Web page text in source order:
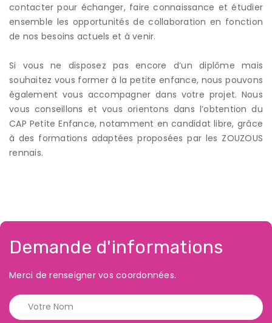
contacter pour échanger, faire connaissance et étudier
ensemble les opportunités de collaboration en fonction
de nos besoins actuels et à venir.
Si vous ne disposez pas encore d’un diplôme mais
souhaitez vous former à la petite enfance, nous pouvons
également vous accompagner dans votre projet. Nous
vous conseillons et vous orientons dans l’obtention du
CAP Petite Enfance, notamment en candidat libre, grâce
à des formations adaptées proposées par les ZOUZOUS
rennais.
Demande d'informations
Merci de renseigner vos coordonnées.